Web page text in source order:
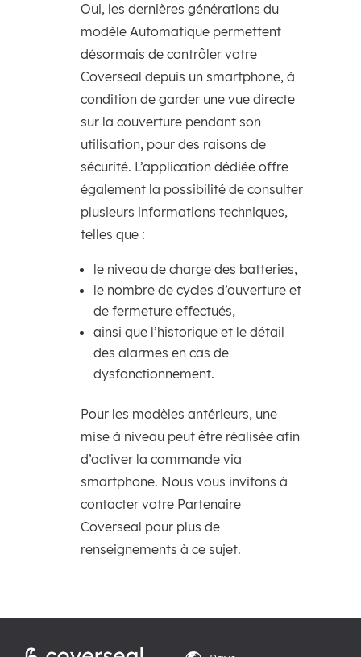
Oui, les dernières générations du
modèle Automatique permettent
désormais de contrôler votre
Coverseal depuis un smartphone, à
condition de garder une vue directe
sur la couverture pendant son
utilisation, pour des raisons de
sécurité. L’application dédiée offre
également la possibilité de consulter
plusieurs informations techniques,
telles que :
le niveau de charge des batteries,
le nombre de cycles d’ouverture et
de fermeture effectués,
ainsi que l’historique et le détail
des alarmes en cas de
dysfonctionnement.
Pour les modèles antérieurs, une
mise à niveau peut être réalisée afin
d’activer la commande via
smartphone. Nous vous invitons à
contacter votre Partenaire
Coverseal pour plus de
renseignements à ce sujet.